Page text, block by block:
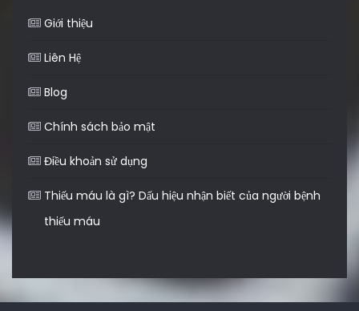
Giới thiệu
Liên Hệ
Blog
Chính sách bảo mật
Điều khoản sử dụng
Thiếu máu là gì? Dấu hiệu nhận biết của người bệnh
thiếu máu